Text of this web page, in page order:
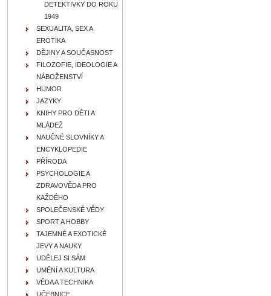
DETEKTIVKY DO ROKU
1949
SEXUALITA, SEX A
EROTIKA
DĚJINY A SOUČASNOST
FILOZOFIE, IDEOLOGIE A
NÁBOŽENSTVÍ
HUMOR
JAZYKY
KNIHY PRO DĚTI A
MLÁDEŽ
NAUČNÉ SLOVNÍKY A
ENCYKLOPEDIE
PŘÍRODA
PSYCHOLOGIE A
ZDRAVOVĚDA PRO
KAŽDÉHO
SPOLEČENSKÉ VĚDY
SPORT A HOBBY
TAJEMNÉ A EXOTICKÉ
JEVY A NAUKY
UDĚLEJ SI SÁM
UMĚNÍ A KULTURA
VĚDA A TECHNIKA
UČEBNICE